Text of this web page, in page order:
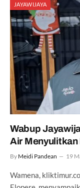
JAYAWIJAYA
Wabup
Air
By Meidi Pandean 19
Wamena,